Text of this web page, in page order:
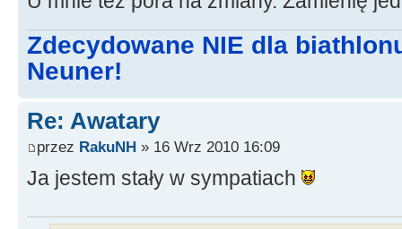
Zdecydowane NIE dla
Neuner!
Re: Awatary
przez RakuNH » 16 Wrz 2010 16:09
Ja jestem stały w sympatiach